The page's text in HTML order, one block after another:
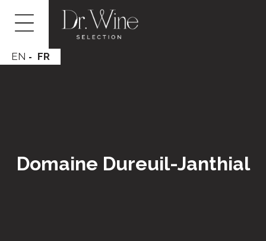
EN FR
Domaine Dureuil-Janthial